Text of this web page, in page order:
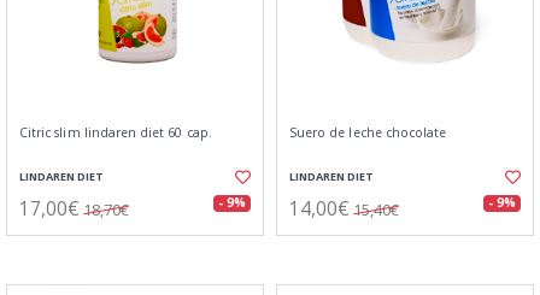
Citric slim lindaren diet 60 cap.
LINDAREN DIET
17,00€ 18,70€ - 9%
Suero de leche chocolate
LINDAREN DIET
14,00€ 15,40€ - 9%